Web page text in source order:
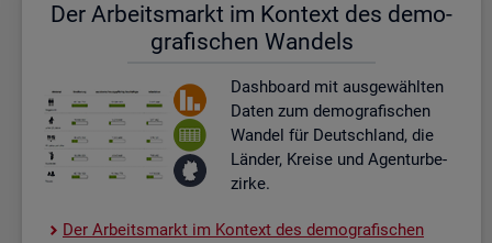
Der Ar­beits­markt im Kon­text des de­mo­
gra­fi­schen Wan­dels
Dash­board mit aus­ge­wähl­ten
Daten zum de­mo­gra­fi­schen
Wan­del für Deutsch­land, die
Län­der, Krei­se und Agen­tur­be­
zir­ke.
Der Ar­beits­markt im Kon­text des de­mo­gra­fi­schen